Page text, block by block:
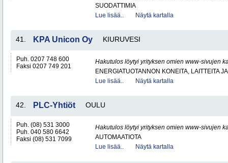
SUODATTIMIA
Lue lisää..
Näytä kartalla
41. KPA Unicon Oy KIURUVESI
Puh. 0207 748 600
Faksi 0207 749 201
Hakutulos löytyi yrityksen omien www-sivujen
ENERGIATUOTANNON KONEITA, LAITTEITA
Lue lisää..
Näytä kartalla
42. PLC-Yhtiöt OULU
Puh. (08) 531 3000
Puh. 040 580 6642
Faksi (08) 531 7099
Hakutulos löytyi yrityksen omien www-sivujen
AUTOMAATIOTA
Lue lisää..
Näytä kartalla